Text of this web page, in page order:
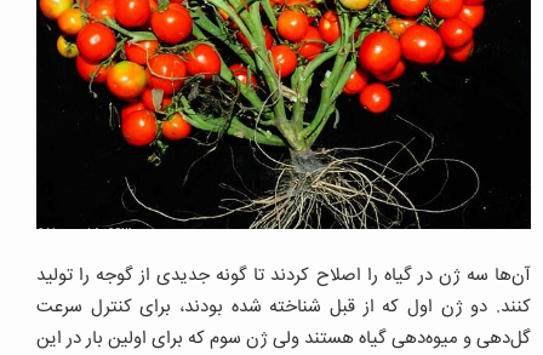
آن‌ها سه ژن در گیاه را اصلاح کردند تا گونه‌ جدیدی از گوجه را تولید
کنند. دو ژن اول که از قبل شناخته شده بودند، برای کنترل سرعت
گل‌دهی و میوه‌دهی گیاه هستند ولی ژن سوم که برای اولین بار در این